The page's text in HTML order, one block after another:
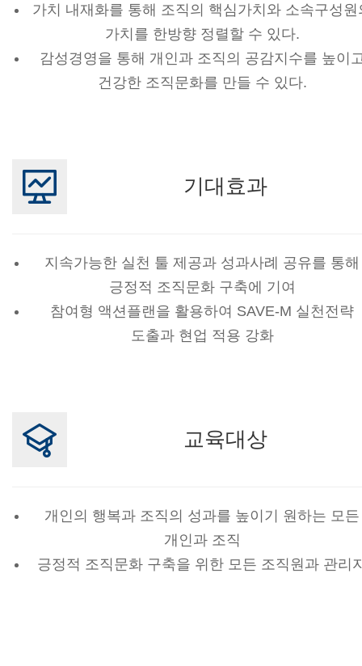
가치 내재화를 통해 조직의 핵심가치와 소속구성원
가치를 한방향 정렬할 수 있다.
감성경영을 통해 개인과 조직의 공감지수를 높이
건강한 조직문화를 만들 수 있다.
기대효과
지속가능한 실천 툴 제공과 성과사례 공유를 통해
긍정적 조직문화 구축에 기여
참여형 액션플랜을 활용하여 SAVE-M 실천전략
도출과 현업 적용 강화
교육대상
개인의 행복과 조직의 성과를 높이기 원하는 모든
개인과 조직
긍정적 조직문화 구축을 위한 모든 조직원과 관리